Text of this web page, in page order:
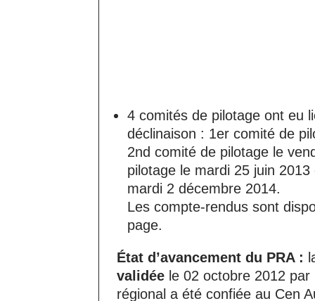
4 comités de pilotage ont eu
déclinaison : 1er comité de
2nd comité de pilotage le
pilotage le mardi 25 juin
mardi 2 décembre 2014.
Les compte-rendus sont
page.
État d’avancement du PRA :
validée le 02 octobre 2012 par
régional a été confiée au Cen